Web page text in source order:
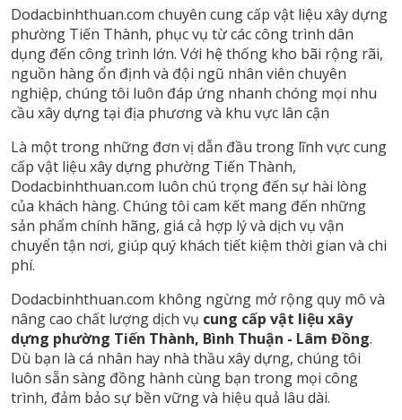
Dodacbinhthuan.com chuyên cung cấp vật liệu xây dựng
phường Tiến Thành, phục vụ từ các công trình dân
dụng đến công trình lớn. Với hệ thống kho bãi rộng rãi,
nguồn hàng ổn định và đội ngũ nhân viên chuyên
nghiệp, chúng tôi luôn đáp ứng nhanh chóng mọi nhu
cầu xây dựng tại địa phương và khu vực lân cận
Là một trong những đơn vị dẫn đầu trong lĩnh vực cung
cấp vật liệu xây dựng phường Tiến Thành,
Dodacbinhthuan.com luôn chú trọng đến sự hài lòng
của khách hàng. Chúng tôi cam kết mang đến những
sản phẩm chính hãng, giá cả hợp lý và dịch vụ vận
chuyển tận nơi, giúp quý khách tiết kiệm thời gian và chi
phí.
Dodacbinhthuan.com không ngừng mở rộng quy mô và
nâng cao chất lượng dịch vụ cung cấp vật liệu xây
dựng phường Tiến Thành, Bình Thuận - Lâm Đồng.
Dù bạn là cá nhân hay nhà thầu xây dựng, chúng tôi
luôn sẵn sàng đồng hành cùng bạn trong mọi công
trình, đảm bảo sự bền vững và hiệu quả lâu dài.